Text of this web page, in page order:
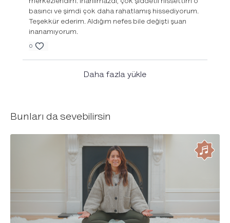
basıncı ve şimdi çok daha rahatlamış hissediyorum.
Teşekkür ederim. Aldığım nefes bile değişti şuan
inanamıyorum.
0
Daha fazla yükle
Bunları da sevebilirsin